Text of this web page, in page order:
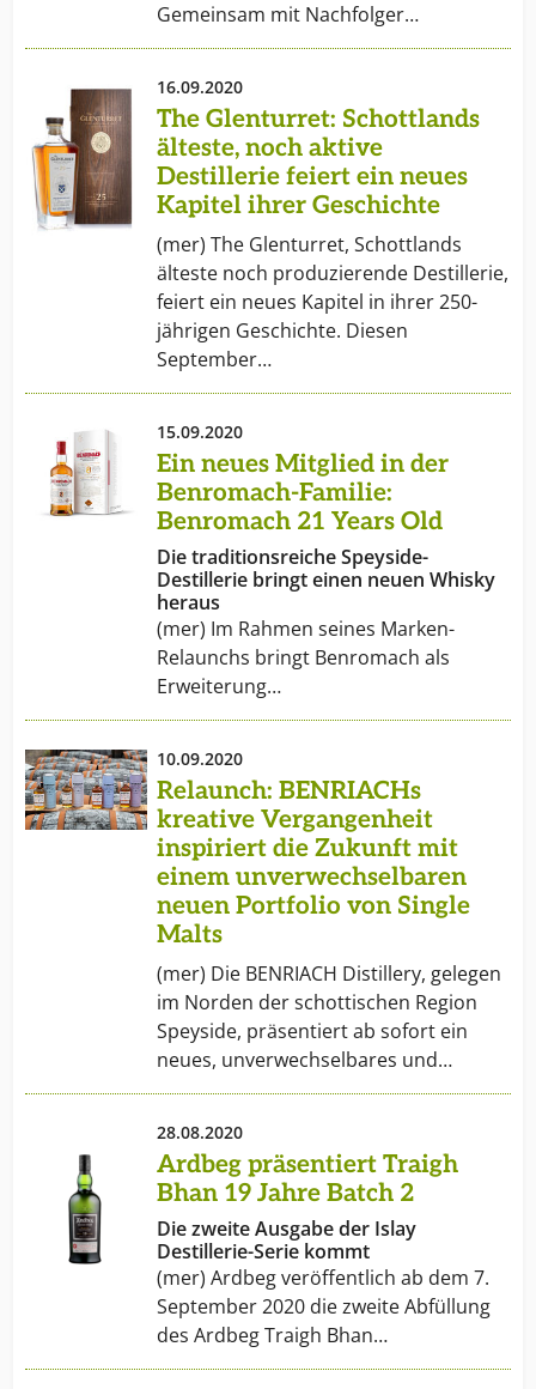
Gemeinsam mit Nachfolger…
16.09.2020
The Glenturret: Schottlands
älteste, noch aktive
Destillerie feiert ein neues
Kapitel ihrer Geschichte
(mer) The Glenturret, Schottlands
älteste noch produzierende Destillerie,
feiert ein neues Kapitel in ihrer 250-
jährigen Geschichte. Diesen
September…
15.09.2020
Ein neues Mitglied in der
Benromach-Familie:
Benromach 21 Years Old
Die traditionsreiche Speyside-
Destillerie bringt einen neuen Whisky
heraus
(mer) Im Rahmen seines Marken-
Relaunchs bringt Benromach als
Erweiterung…
10.09.2020
Relaunch: BENRIACHs
kreative Vergangenheit
inspiriert die Zukunft mit
einem unverwechselbaren
neuen Portfolio von Single
Malts
(mer) Die BENRIACH Distillery, gelegen
im Norden der schottischen Region
Speyside, präsentiert ab sofort ein
neues, unverwechselbares und…
28.08.2020
Ardbeg präsentiert Traigh
Bhan 19 Jahre Batch 2
Die zweite Ausgabe der Islay
Destillerie-Serie kommt
(mer) Ardbeg veröffentlich ab dem 7.
September 2020 die zweite Abfüllung
des Ardbeg Traigh Bhan…